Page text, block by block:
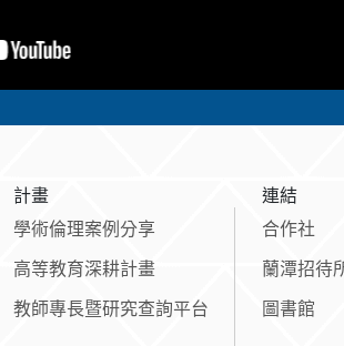
計畫
學術倫理案例分享
高等教育深耕計畫
教師專長暨研究查詢平台
連結
合作社
蘭潭招待
圖書館